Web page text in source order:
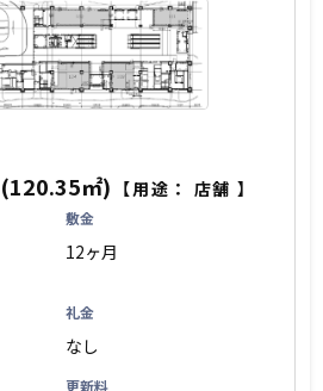
(120.35㎡) 【用途： 店舗 】
敷金
12ヶ月
礼金
なし
更新料